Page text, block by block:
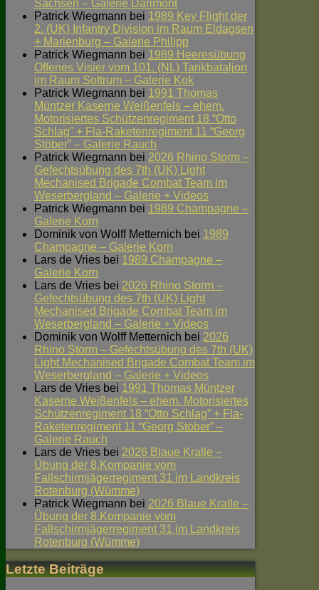
Sachsen – Galerie Darimont
Patrick Wiegmann bei 1989 Key Flight der
2. (UK) Infantry Division im Raum Eldagsen
+ Marienburg – Galerie Philipp
Patrick Wiegmann bei 1989 Heeresübung
Offenes Visier vom 101. (NL) Tankbataljon
im Raum Sottrum – Galerie Kok
Patrick Wiegmann bei 1991 Thomas
Müntzer Kaserne Weißenfels – ehem.
Motorisiertes Schützenregiment 18 “Otto
Schlag” + Fla-Raketenregiment 11 “Georg
Stöber” – Galerie Rauch
Patrick Wiegmann bei 2026 Rhino Storm –
Gefechtsübung des 7th (UK) Light
Mechanised Brigade Combat Team im
Weserbergland – Galerie + Videos
Patrick Wiegmann bei 1989 Champagne –
Galerie Korn
Dominik von Wolff Metternich bei 1989
Champagne – Galerie Korn
Lars de Vries bei 1989 Champagne –
Galerie Korn
Lars de Vries bei 2026 Rhino Storm –
Gefechtsübung des 7th (UK) Light
Mechanised Brigade Combat Team im
Weserbergland – Galerie + Videos
Dominik von Wolff Metternich bei 2026
Rhino Storm – Gefechtsübung des 7th (UK)
Light Mechanised Brigade Combat Team im
Weserbergland – Galerie + Videos
Lars de Vries bei 1991 Thomas Müntzer
Kaserne Weißenfels – ehem. Motorisiertes
Schützenregiment 18 “Otto Schlag” + Fla-
Raketenregiment 11 “Georg Stöber” –
Galerie Rauch
Lars de Vries bei 2026 Blaue Kralle –
Übung der 8.Kompanie vom
Fallschirmjägerregiment 31 im Landkreis
Rotenburg (Wümme)
Patrick Wiegmann bei 2026 Blaue Kralle –
Übung der 8.Kompanie vom
Fallschirmjägerregiment 31 im Landkreis
Rotenburg (Wümme)
Letzte Beiträge